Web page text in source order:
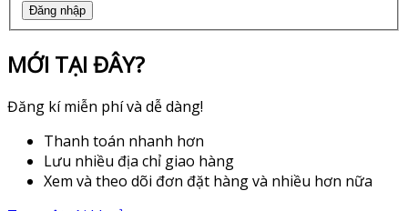
Đăng nhập
MỚI TẠI ĐÂY?
Đăng kí miễn phí và dễ dàng!
Thanh toán nhanh hơn
Lưu nhiều địa chỉ giao hàng
Xem và theo dõi đơn đặt hàng và nhiều hơn nữa